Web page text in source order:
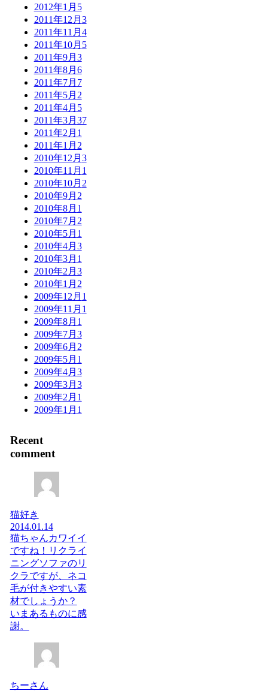
2012年1月 5
2011年12月 3
2011年11月 4
2011年10月 5
2011年9月 3
2011年8月 6
2011年7月 7
2011年5月 2
2011年4月 5
2011年3月 37
2011年2月 1
2011年1月 2
2010年12月 3
2010年11月 1
2010年10月 2
2010年9月 2
2010年8月 1
2010年7月 2
2010年5月 1
2010年4月 3
2010年3月 1
2010年2月 3
2010年1月 2
2009年12月 1
2009年11月 1
2009年8月 1
2009年7月 3
2009年6月 2
2009年5月 1
2009年4月 3
2009年3月 3
2009年2月 1
2009年1月 1
Recent
comment
猫好き
2014.01.14
猫ちゃんカワイイ
ですね！リクライ
ニングソファのリ
クラですが、ネコ
毛が付きやすい素
材でしょうか？
いまあるものに感
謝。
ちーさん